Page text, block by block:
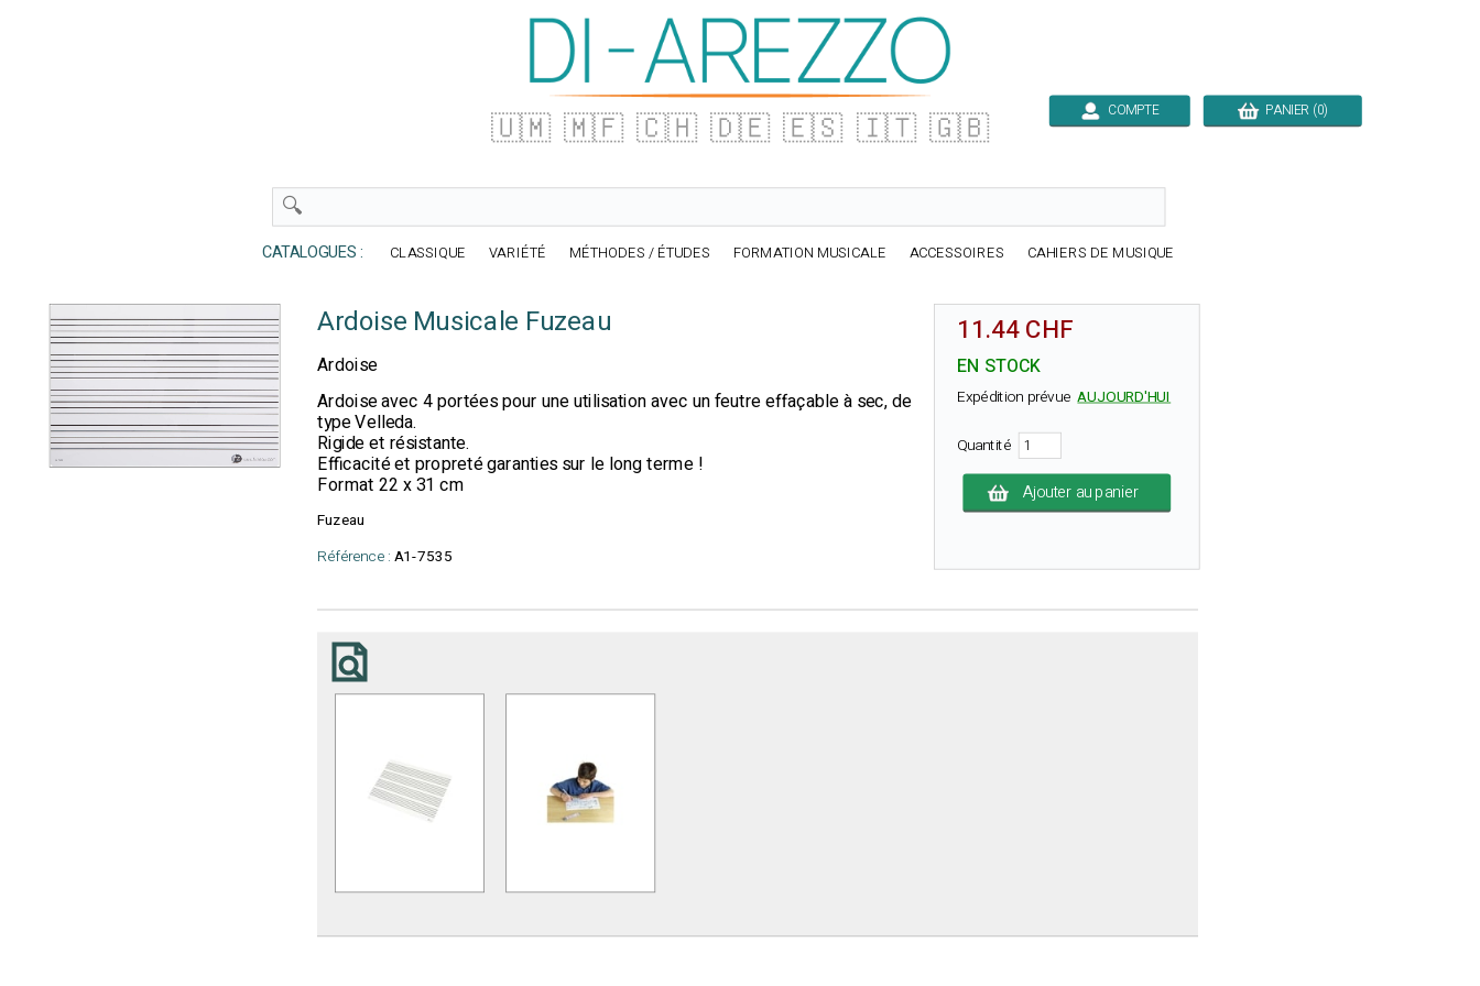
🇺🇲 🇲🇫 🇨🇭 🇩🇪 🇪🇸 🇮🇹 🇬🇧 COMPTE PANIER (0)
CATALOGUES : CLASSIQUE VARIÉTÉ MÉTHODES / ÉTUDES FORMATION MUSICALE ACCESSOIRES CAHIERS DE MUSIQUE
Ardoise Musicale Fuzeau
Ardoise
Ardoise avec 4 portées pour une utilisation avec un feutre effaçable à sec, de
type Velleda.
Rigide et résistante.
Efficacité et propreté garanties sur le long terme !
Format 22 x 31 cm
Fuzeau
Référence :A1-7535
11.44 CHF
EN STOCK
Expédition prévueAUJOURD'HUI
Quantité
Ajouter au panier